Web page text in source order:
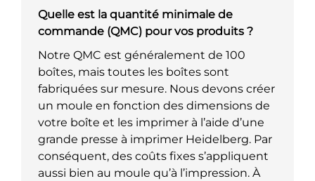
Quelle est la quantité minimale de
commande (QMC) pour vos produits ?
Notre QMC est généralement de 100
boîtes, mais toutes les boîtes sont
fabriquées sur mesure. Nous devons créer
un moule en fonction des dimensions de
votre boîte et les imprimer à l’aide d’une
grande presse à imprimer Heidelberg. Par
conséquent, des coûts fixes s’appliquent
aussi bien au moule qu’à l’impression. À